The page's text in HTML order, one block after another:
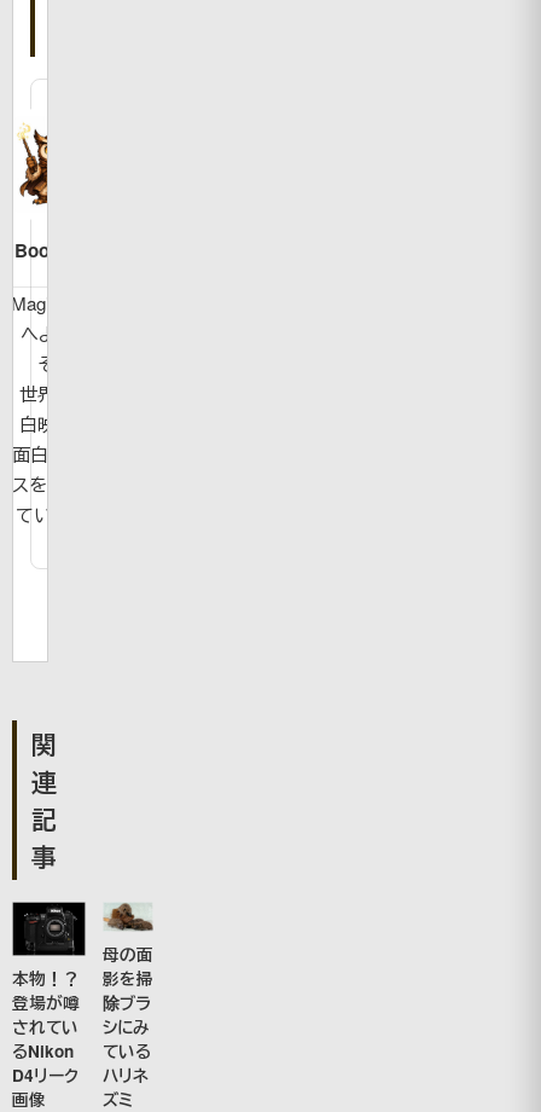
Bookman
MagicBook
へようこ
そ！
世界の面
白映像や
面白ニュー
スを紹介し
ています。
関
連
記
事
本物！？
登場が噂
されてい
るNikon
D4リーク
画像
母の面
影を掃
除ブラ
シにみ
ている
ハリネ
ズミ